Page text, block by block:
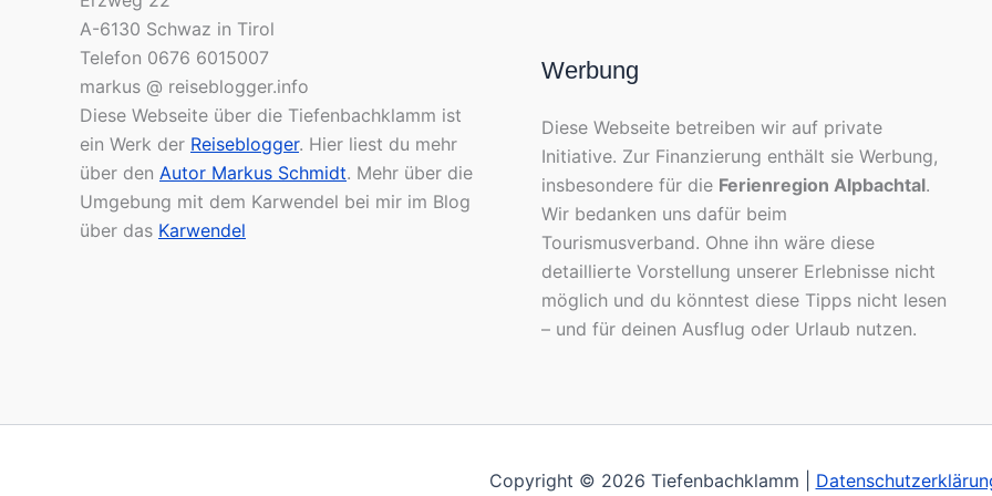
A-6130 Schwaz in Tirol
Telefon 0676 6015007
markus @ reiseblogger.info
Diese Webseite über die Tiefenbachklamm ist
ein Werk der Reiseblogger. Hier liest du mehr
über den Autor Markus Schmidt. Mehr über die
Umgebung mit dem Karwendel bei mir im Blog
über das Karwendel
Werbung
Diese Webseite betreiben wir auf private
Initiative. Zur Finanzierung enthält sie Werbung,
insbesondere für die Ferienregion Alpbachtal.
Wir bedanken uns dafür beim
Tourismusverband. Ohne ihn wäre diese
detaillierte Vorstellung unserer Erlebnisse nicht
möglich und du könntest diese Tipps nicht lesen
– und für deinen Ausflug oder Urlaub nutzen.
Copyright © 2026 Tiefenbachklamm |